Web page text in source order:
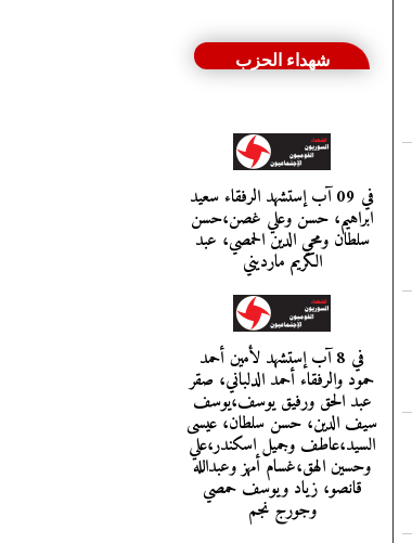
شهداء الحزب
في 09 آب إستشهد الرفقاء سعيد
ابراهيم، حسن وعلي غصن،حسن
سلطان ومحي الدين الحمصي، عبد
الكريم مارديني
في 8 آب إستشهد لأمين أحمد
حمود والرفقاء أحمد الدلباني، صقر
عبد الحق ورفيق يوسف،يوسف
سيف الدين، حسن سلطان، عيسى
السيد،عاطف وجميل اسكندر،علي
وحسين الهق،غسام أمهز وعبدالله
قانصو، زياد ويوسف حمصي
وجورج نجم